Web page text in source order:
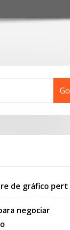
Go
de gráfico pert
negociar